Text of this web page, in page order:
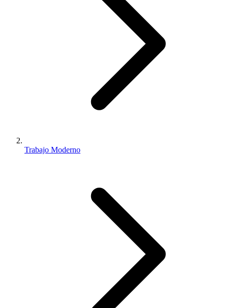
Trabajo Moderno